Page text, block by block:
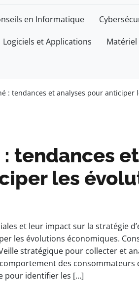
en Informatique
Logiciels et Applications
: tendances et analyses pour anticiper
tendances et
les
et leur impact sur la stratégie
les évolutions économiques.
stratégique pour collecter et
des consommateurs
pour identifier les […]